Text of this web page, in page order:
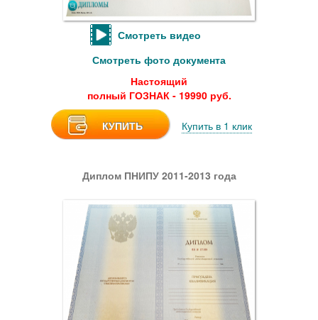
Смотреть видео
Смотреть фото документа
Настоящий
полный ГОЗНАК - 19990 руб.
КУПИТЬ Купить в 1 клик
Диплом ПНИПУ 2011-2013 года